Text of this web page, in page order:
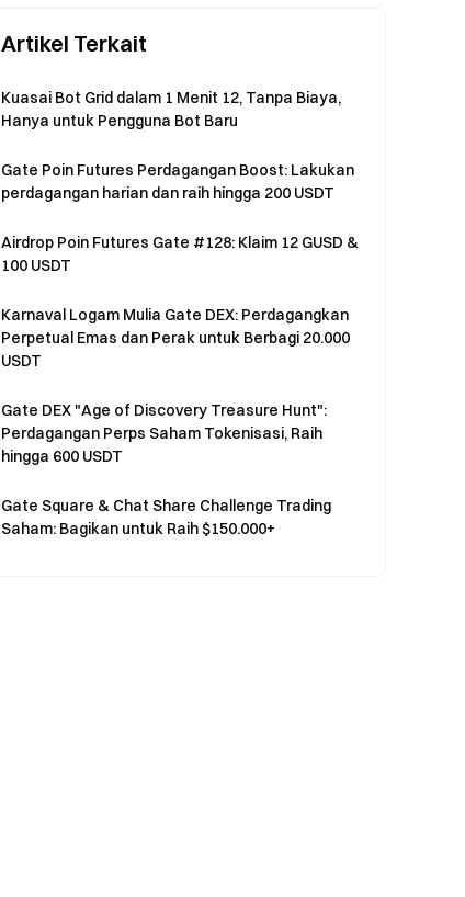
Artikel Terkait
Kuasai Bot Grid dalam 1 Menit 12, Tanpa Biaya,
Hanya untuk Pengguna Bot Baru
Gate Poin Futures Perdagangan Boost: Lakukan
perdagangan harian dan raih hingga 200 USDT
Airdrop Poin Futures Gate #128: Klaim 12 GUSD &
100 USDT
Karnaval Logam Mulia Gate DEX: Perdagangkan
Perpetual Emas dan Perak untuk Berbagi 20.000
USDT
Gate DEX "Age of Discovery Treasure Hunt":
Perdagangan Perps Saham Tokenisasi, Raih
hingga 600 USDT
Gate Square & Chat Share Challenge Trading
Saham: Bagikan untuk Raih $150.000+